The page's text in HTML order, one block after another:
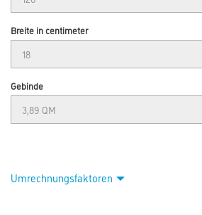
Breite in centimeter
Gebinde
Umrechnungsfaktoren